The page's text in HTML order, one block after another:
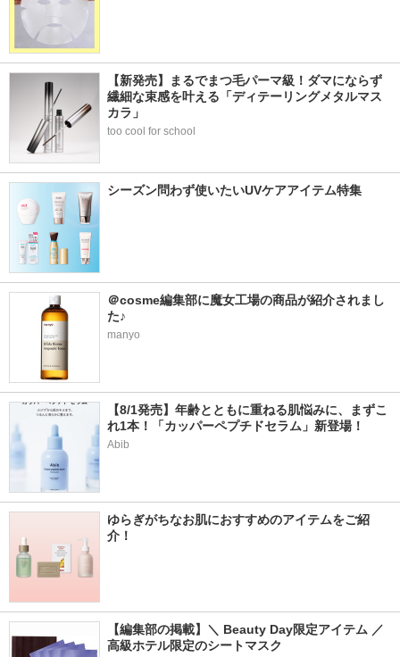
【新発売】まるでまつ毛パーマ級！ダマにならず
繊細な束感を叶える「ディテーリングメタルマス
カラ」
too cool for school
シーズン問わず使いたいUVケアアイテム特集
＠cosme編集部に魔女工場の商品が紹介されまし
た♪
manyo
【8/1発売】年齢とともに重ねる肌悩みに、まずこ
れ1本！「カッパーペプチドセラム」新登場！
Abib
ゆらぎがちなお肌におすすめのアイテムをご紹
介！
【編集部の掲載】＼ Beauty Day限定アイテム ／
高級ホテル限定のシートマスク